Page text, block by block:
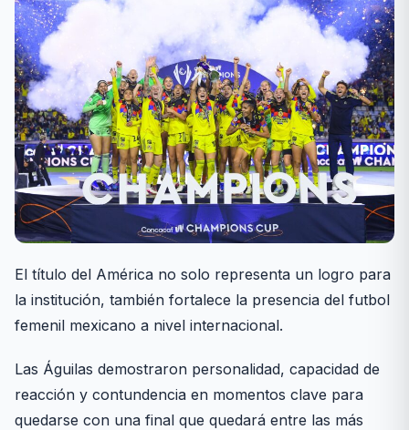
El título del América no solo representa un logro para
la institución, también fortalece la presencia del futbol
femenil mexicano a nivel internacional.
Las Águilas demostraron personalidad, capacidad de
reacción y contundencia en momentos clave para
quedarse con una final que quedará entre las más